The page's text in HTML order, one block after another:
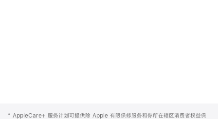
Footer
* AppleCare+ 服务计划可提供除 Apple 有限保修服务和你所在辖区消费者权益保